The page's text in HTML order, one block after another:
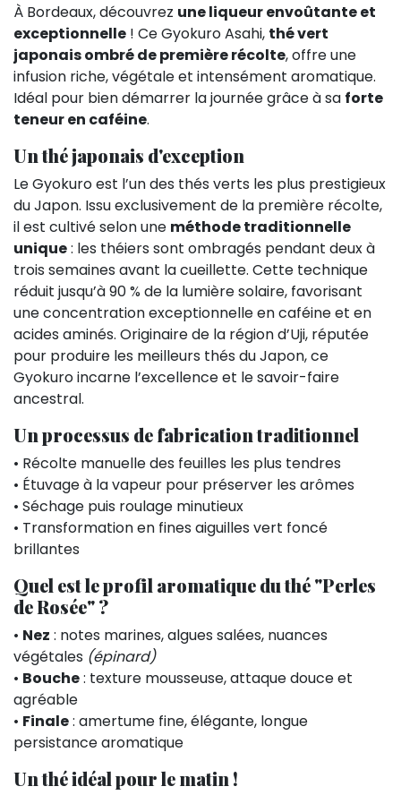
À Bordeaux, découvrez une liqueur envoûtante et
exceptionnelle ! Ce Gyokuro Asahi, thé vert
japonais ombré de première récolte, offre une
infusion riche, végétale et intensément aromatique.
Idéal pour bien démarrer la journée grâce à sa forte
teneur en caféine.
Un thé japonais d'exception
Le Gyokuro est l’un des thés verts les plus prestigieux
du Japon. Issu exclusivement de la première récolte,
il est cultivé selon une méthode traditionnelle
unique: les théiers sont ombragés pendant deux à
trois semaines avant la cueillette. Cette technique
réduit jusqu’à 90 % de la lumière solaire, favorisant
une concentration exceptionnelle en caféine et en
acides aminés. Originaire de la région d’Uji, réputée
pour produire les meilleurs thés du Japon, ce
Gyokuro incarne l’excellence et le savoir-faire
ancestral.
Un processus de fabrication traditionnel
• Récolte manuelle des feuilles les plus tendres
• Étuvage à la vapeur pour préserver les arômes
• Séchage puis roulage minutieux
• Transformation en fines aiguilles vert foncé
brillantes
Quel est le profil aromatique du thé "Perles
de Rosée" ?
• Nez : notes marines, algues salées, nuances
végétales (épinard)
• Bouche: texture mousseuse, attaque douce et
agréable
• Finale: amertume fine, élégante, longue
persistance aromatique
Un thé idéal pour le matin !